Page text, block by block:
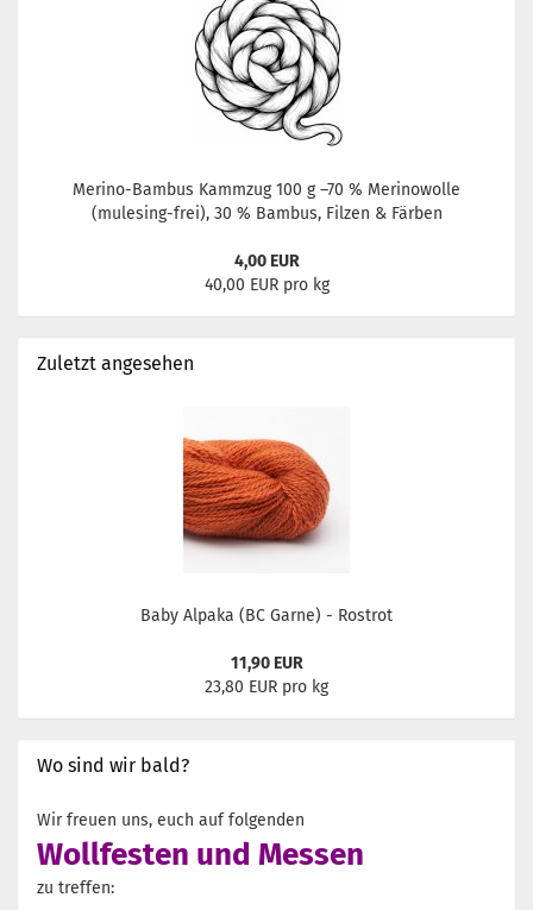
Merino-Bambus Kammzug 100 g –70 % Merinowolle
(mulesing-frei), 30 % Bambus, Filzen & Färben
4,00 EUR
40,00 EUR pro kg
Zuletzt angesehen
Baby Alpaka (BC Garne) - Rostrot
11,90 EUR
23,80 EUR pro kg
Wo sind wir bald?
Wir freuen uns, euch auf folgenden
Wollfesten und Messen
zu treffen: